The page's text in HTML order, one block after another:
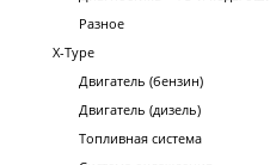
Разное
X-Type
Двигатель (бензин)
Двигатель (дизель)
Топливная система